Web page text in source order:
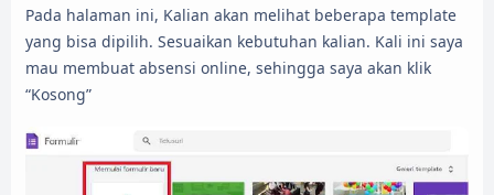
Pada halaman ini, Kalian akan melihat beberapa template
yang bisa dipilih. Sesuaikan kebutuhan kalian. Kali ini saya
mau membuat absensi online, sehingga saya akan klik
“Kosong”